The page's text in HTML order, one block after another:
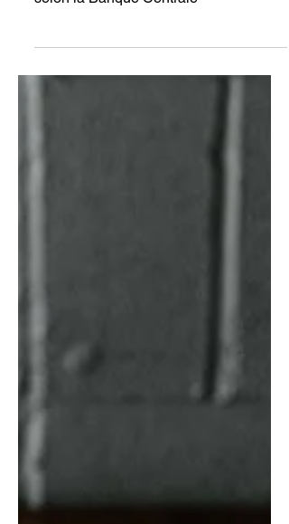
économique en Haïti, selon
la Banque Centrale
L’année 2025, la 7e année consécutive